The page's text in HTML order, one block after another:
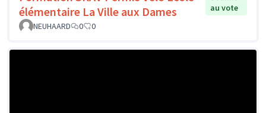
élémentaire La Ville aux Dames
au vote
NEUHAARD
0 0